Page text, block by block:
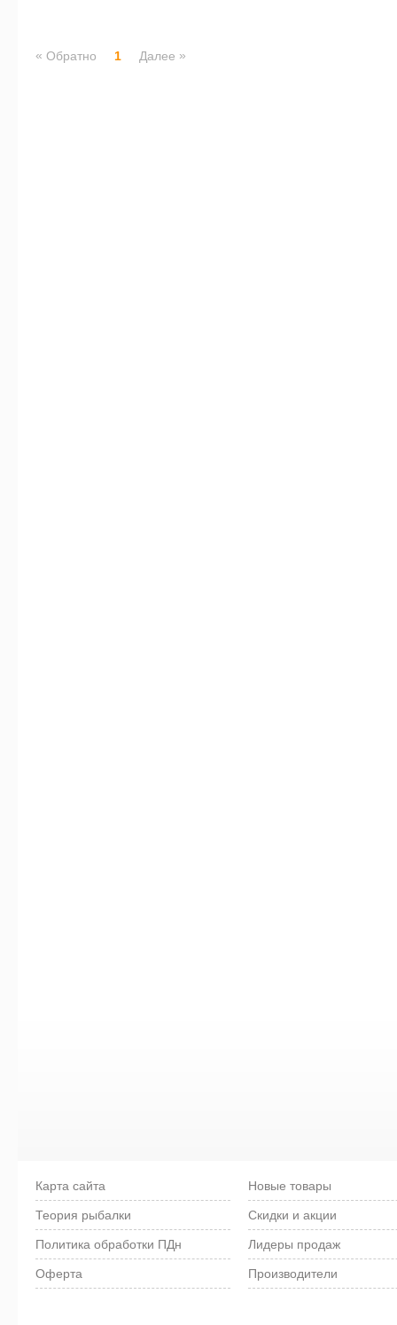
« Обратно 1 Далее »
Карта сайта
Теория рыбалки
Политика обработки ПДн
Оферта
Новые товары
Скидки и акции
Лидеры продаж
Производители